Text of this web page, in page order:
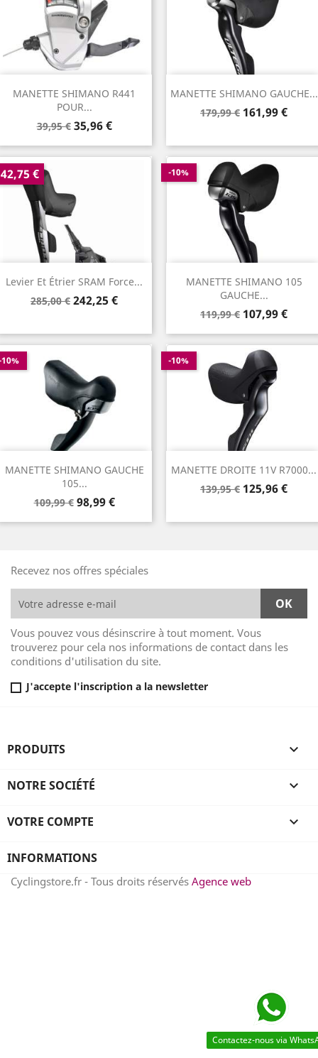
MANETTE SHIMANO R441
POUR...
Prix
base
39,95 € Prix
35,96 €
MANETTE SHIMANO GAUCHE...
Prix
179,99 € Prix
161,99 €
Levier Et Étrier SRAM Force...
Prix
285,00 €
€
Prix
242,25 €
MANETTE SHIMANO 105
GAUCHE...
Prix
base
119,99 €
-10%
Prix
107,99 €
MANETTE SHIMANO GAUCHE
105...
Prix
109,99 € Prix
98,99 €
MANETTE DROITE 11V R7000...
Prix
139,95 €
-10%
Prix
125,96 €
Recevez nos offres spéciales
Vous pouvez vous désinscrire à tout moment. Vous
trouverez pour cela nos informations de contact dans les
conditions d'utilisation du site.
J'accepte l'inscription a la newsletter
PRODUITS 
NOTRE SOCIÉTÉ 
VOTRE COMPTE 
INFORMATIONS
Contactez-nous via
Cyclingstore.fr - Tous droits réservés Agence web